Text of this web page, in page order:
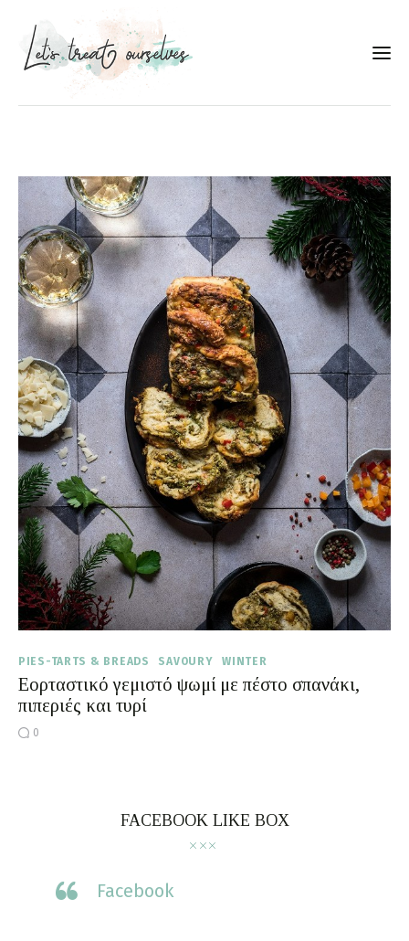
Portfolio
Services
Food photography tips
Επικοινωνία
Συνεργασίες
Moments of Mine
FAQ
PIES-TARTS & BREADS SAVOURY WINTER
Εορταστικό γεμιστό ψωμί με πέστο σπανάκι,
πιπεριές και τυρί
0
FACEBOOK LIKE BOX
Facebook